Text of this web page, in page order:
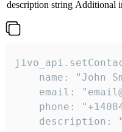
description string Additional
name: "John
email:
phone:
description: